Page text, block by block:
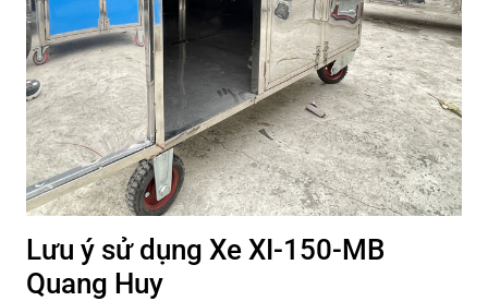
Lưu ý sử dụng Xe XI-150-MB
Quang Huy